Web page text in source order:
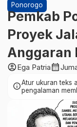
Ponorogo
Pemkab
Proyek
Anggaran
account_circleEga Patriacalendar_month
infoAtur ukuran teks
pengalaman